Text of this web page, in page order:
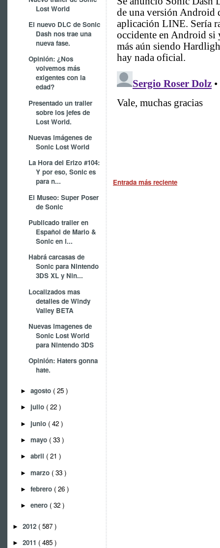
Lost World
El nuevo DLC de Sonic
Dash nos trae una
nueva fase.
Opinión: ¿Nos
volvemos más
exigentes con la
edad?
Presentado un trailer
sobre los jefes de
Lost World.
Nuevas imágenes de
Sonic Lost World
La Hora del Erizo #104:
Y por eso, Sonic es
para n...
El Museo: Super Poser
de Sonic
Publicado trailer en
Español de Mario &
Sonic en l...
Habrá carcasas de
Sonic para Nintendo
3DS XL y Nin...
Localizados mas
detalles de Windy
Valley BETA
Nuevas imagenes de
Sonic Lost World
para Nintendo 3DS
Opinión: Haters gonna
hate.
► agosto ( 25 )
► julio ( 22 )
► junio ( 42 )
► mayo ( 33 )
► abril ( 21 )
► marzo ( 33 )
► febrero ( 26 )
► enero ( 32 )
► 2012 ( 587 )
► 2011 ( 485 )
Entrada más reciente